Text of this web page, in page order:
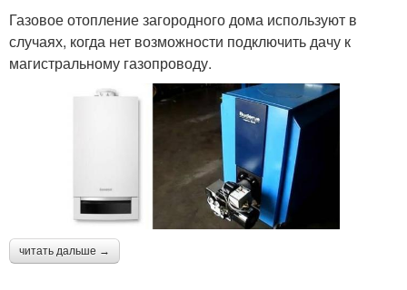
Газовое отопление загородного дома используют в
случаях, когда нет возможности подключить дачу к
магистральному газопроводу.
читать дальше →